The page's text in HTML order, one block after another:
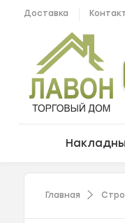
Доставка
Главная